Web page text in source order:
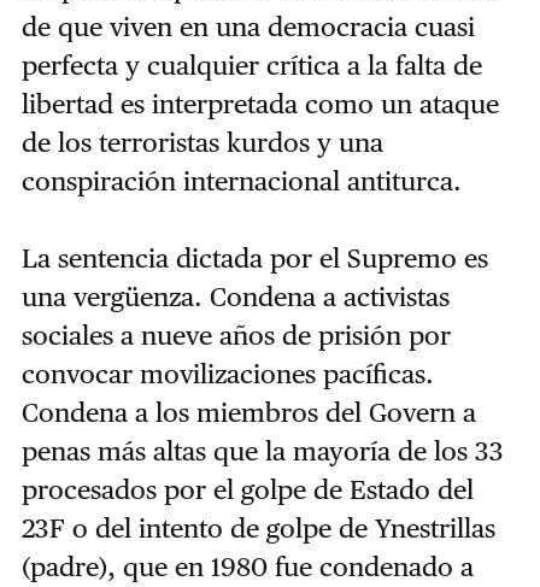
de que viven en una democracia cuasi
perfecta y cualquier crítica a la falta de
libertad es interpretada como un ataque
de los terroristas kurdos y una
conspiración internacional antiturca.
La sentencia dictada por el Supremo es
una vergüenza. Condena a activistas
sociales a nueve años de prisión por
convocar movilizaciones pacíficas.
Condena a los miembros del Govern a
penas más altas que la mayoría de los 33
procesados por el golpe de Estado del
23F o del intento de golpe de Ynestrillas
(padre), que en 1980 fue condenado a